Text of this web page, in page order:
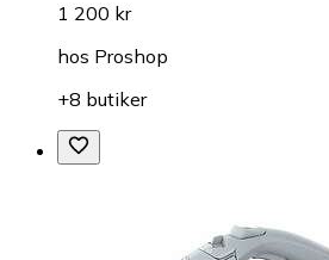
1 200 kr
hos Proshop
+8 butiker